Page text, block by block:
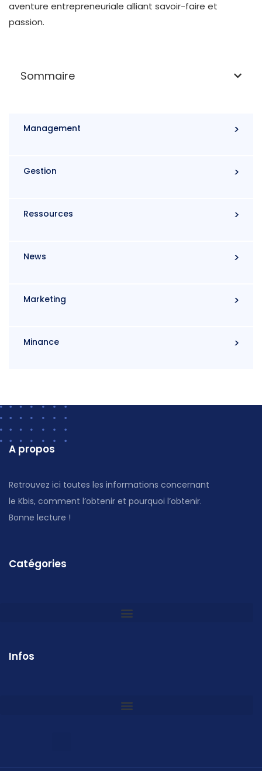
aventure entrepreneuriale alliant savoir-faire et
passion.
Sommaire
Management
Gestion
Ressources
News
Marketing
Minance
A propos
Retrouvez ici toutes les informations concernant
le Kbis, comment l’obtenir et pourquoi l’obtenir.
Bonne lecture !
Catégories
Infos